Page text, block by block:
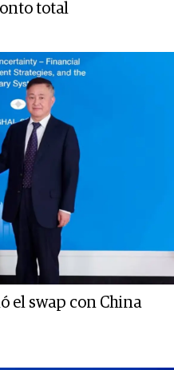
total
el swap con China